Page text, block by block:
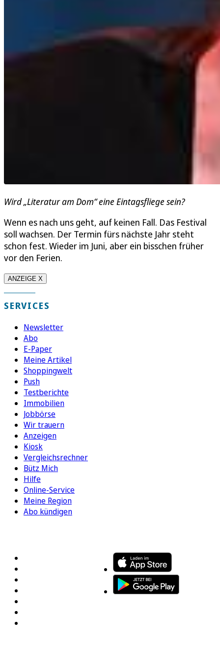
Wird „Literatur am Dom“ eine Eintagsfliege sein?
Wenn es nach uns geht, auf keinen Fall. Das Festival
soll wachsen. Der Termin fürs nächste Jahr steht
schon fest. Wieder im Juni, aber ein bisschen früher
vor den Ferien.
ANZEIGE X
SERVICES
Newsletter
Abo
E-Paper
Meine Artikel
Shoppingwelt
Push
Testberichte
Immobilien
Jobbörse
Wir trauern
Anzeigen
Kiosk
Vergleichsrechner
Bütz Mich
Hilfe
Online-Service
Meine Region
Abo kündigen